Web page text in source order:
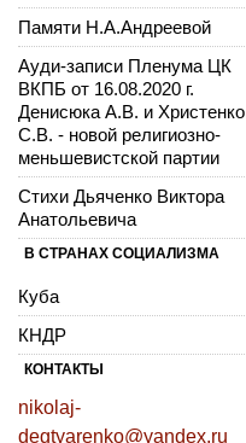
Памяти Н.А.Андреевой
Ауди-записи Пленума ЦК
ВКПБ от 16.08.2020 г.
Денисюка А.В. и Христенко
С.В. - новой религиозно-
меньшевистской партии
Стихи Дьяченко Виктора
Анатольевича
В СТРАНАХ СОЦИАЛИЗМА
Куба
КНДР
КОНТАКТЫ
nikolaj-
degtyarenko@yandex.ru